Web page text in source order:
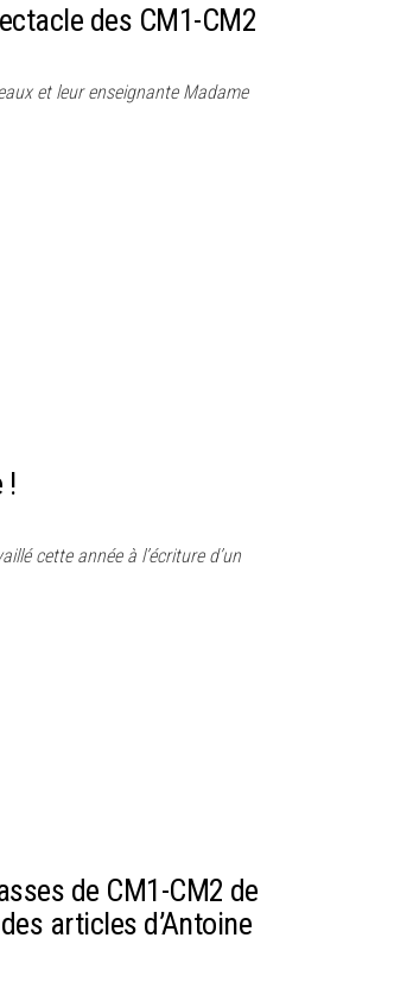
des CM1-CM2
et leur enseignante Madame
!
cette année à l’écriture d’un
de CM1-CM2 de
articles d’Antoine